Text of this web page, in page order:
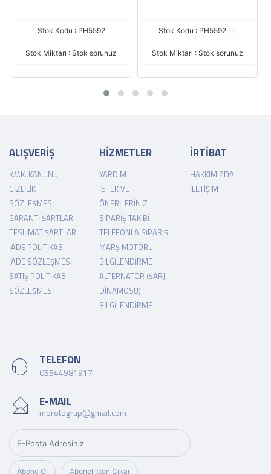
Stok Kodu : PH5592
Stok Miktarı : Stok sorunuz
Stok Kodu : PH5592 LL
Stok Miktarı : Stok sorunuz
ALIŞVERİŞ
K.V.K. KANUNU
GIZLILIK
SÖZLEŞMESI
GARANTI ŞARTLARI
TESLIMAT ŞARTLARI
İADE POLITIKASI
İADE SÖZLEŞMESI
SATIŞ POLITIKASI
SÖZLEŞMESI
HİZMETLER
YARDIM
İSTEK VE
ÖNERILERINIZ
SIPARIŞ TAKIBI
TELEFONLA SIPARIŞ
MARŞ MOTORU
BILGILENDIRME
ALTERNATÖR (ŞARJ
DINAMOSU)
BILGILENDIRME
İRTİBAT
HAKKIMIZDA
İLETIŞIM
TELEFON
05544981917
E-MAIL
morotogrup@gmail.com
Abone Ol Abonelikten Çıkar